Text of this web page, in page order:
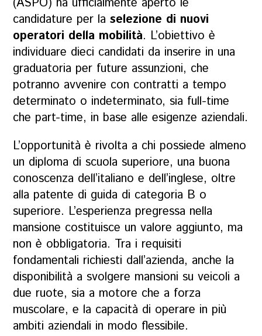
candidature per laselezione di nuovi
operatori della mobilità. L’obiettivo è
individuare dieci candidati da inserire in una
graduatoria per future assunzioni, che
potranno avvenire con contratti a tempo
determinato o indeterminato, sia full-time
che part-time, in base alle esigenze aziendali.
L’opportunità è rivolta a chi possiede almeno
un diploma di scuola superiore, una buona
conoscenza dell’italiano e dell’inglese, oltre
alla patente di guida di categoria B o
superiore. L’esperienza pregressa nella
mansione costituisce un valore aggiunto, ma
non è obbligatoria. Tra i requisiti
fondamentali richiesti dall’azienda, anche la
disponibilità a svolgere mansioni su veicoli a
due ruote, sia a motore che a forza
muscolare, e la capacità di operare in più
ambiti aziendali in modo flessibile.